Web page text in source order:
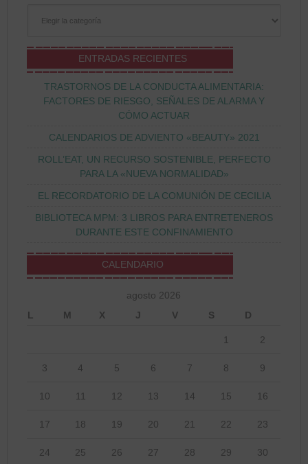
ENTRADAS RECIENTES
TRASTORNOS DE LA CONDUCTA ALIMENTARIA:
FACTORES DE RIESGO, SEÑALES DE ALARMA Y
CÓMO ACTUAR
CALENDARIOS DE ADVIENTO «BEAUTY» 2021
ROLL’EAT, UN RECURSO SOSTENIBLE, PERFECTO
PARA LA «NUEVA NORMALIDAD»
EL RECORDATORIO DE LA COMUNIÓN DE CECILIA
BIBLIOTECA MPM: 3 LIBROS PARA ENTRETENEROS
DURANTE ESTE CONFINAMIENTO
CALENDARIO
agosto 2026
L
M X J V S D
1 2
3 4 5 6 7 8 9
10 11 12 13 14 15 16
17 18 19 20 21 22 23
24 25 26 27 28 29 30